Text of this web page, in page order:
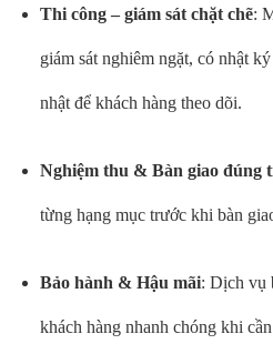
Thi công – giám sát chặt chẽ:
giám sát nghiêm ngặt, có nhật
nhật để khách hàng theo dõi.
Nghiệm thu & Bàn giao đúng
từng hạng mục trước khi bàn
Bảo hành & Hậu mãi: Dịch vụ
khách hàng nhanh chóng khi